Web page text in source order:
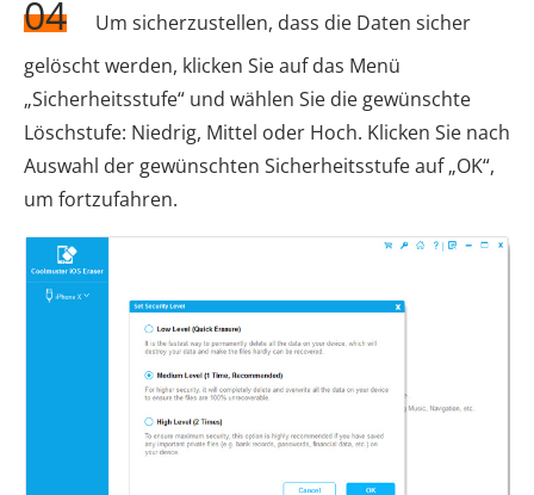
04
Um sicherzustellen, dass die Daten sicher
gelöscht werden, klicken Sie auf das Menü
„Sicherheitsstufe“ und wählen Sie die gewünschte
Löschstufe: Niedrig, Mittel oder Hoch. Klicken Sie nach
Auswahl der gewünschten Sicherheitsstufe auf „OK“,
um fortzufahren.